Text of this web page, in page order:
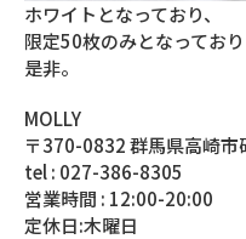
ホワイトとなっており、
限定50枚のみとなってお
是非。
MOLLY
〒370-0832 群馬県高崎市
tel : 027-386-8305
営業時間 : 12:00-20:00
定休日:木曜日